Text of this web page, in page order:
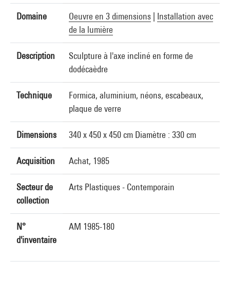
Domaine Oeuvre en 3 dimensions
Installation avec
de la lumière
Description
Sculpture à l'axe incliné en forme de
dodécaèdre
Technique
Formica, aluminium, néons, escabeaux,
plaque de verre
Dimensions 340 x 450 x 450 cm Diamètre : 330 cm
Acquisition Achat, 1985
Secteur de
collection
Arts Plastiques - Contemporain
N°
d'inventaire
AM 1985-180